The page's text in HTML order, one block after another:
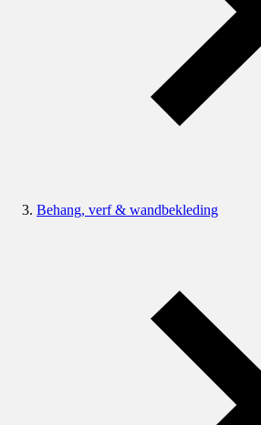
Behang, verf & wandbekleding